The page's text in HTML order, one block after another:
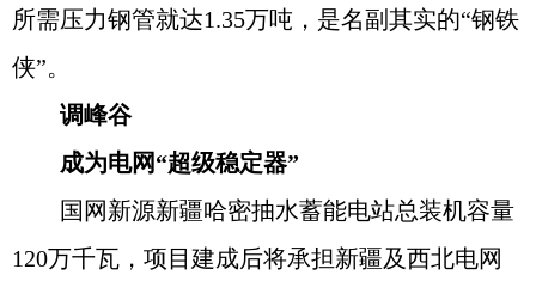
所需压力钢管就达1.35万吨，是名副其实的“钢铁
侠”。
调峰谷
成为电网“超级稳定器”
国网新源新疆哈密抽水蓄能电站总装机容量
120万千瓦，项目建成后将承担新疆及西北电网